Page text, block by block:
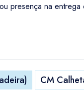
presença na
CM